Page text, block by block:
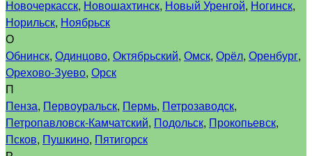
Новочеркасск, Новошахтинск, Новый Уренгой, Ногинск,
Норильск, Ноябрьск
О
Обнинск, Одинцово, Октябрьский, Омск, Орёл, Оренбург,
Орехово-Зуево, Орск
П
Пенза, Первоуральск, Пермь, Петрозаводск,
Петропавловск-Камчатский, Подольск, Прокопьевск,
Псков, Пушкино, Пятигорск